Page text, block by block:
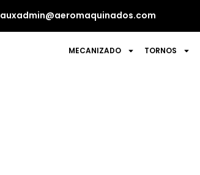
auxadmin@aeromaquinados.com
MECANIZADO TORNOS